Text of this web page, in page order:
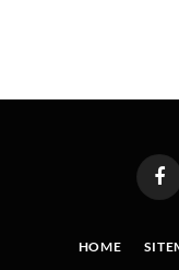
HOME